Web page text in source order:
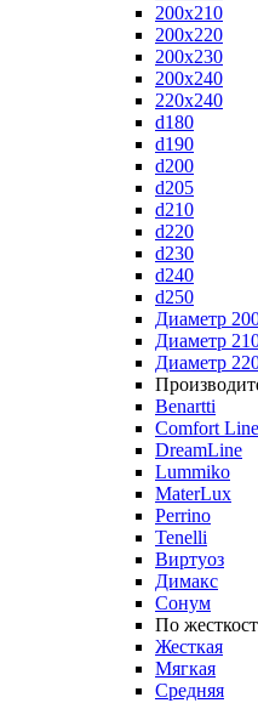
200x210
200x220
200x230
200x240
220x240
d180
d190
d200
d205
d210
d220
d230
d240
d250
Диаметр
Диаметр
Диаметр
Benartti
Comfort Line
DreamLine
Lummiko
MaterLux
Perrino
Tenelli
Виртуоз
Димакс
Сонум
По
Жесткая
Мягкая
Средняя